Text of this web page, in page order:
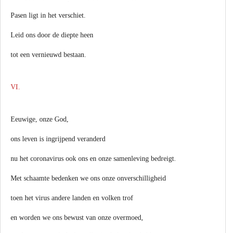
Pasen ligt in het verschiet.
Leid ons door de diepte heen
tot een vernieuwd bestaan.
VI.
Eeuwige, onze God,
ons leven is ingrijpend veranderd
nu het coronavirus ook ons en onze samenleving bedreigt.
Met schaamte bedenken we ons onze onverschilligheid
toen het virus andere landen en volken trof
en worden we ons bewust van onze overmoed,